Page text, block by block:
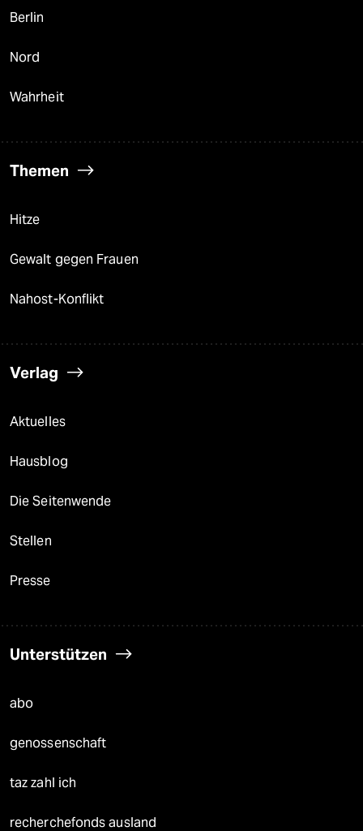
Berlin
Nord
Wahrheit
Themen
Hitze
Gewalt gegen Frauen
Nahost-Konflikt
Verlag
Aktuelles
Hausblog
Die Seitenwende
Stellen
Presse
Unterstützen
abo
genossenschaft
taz zahl ich
recherchefonds ausland